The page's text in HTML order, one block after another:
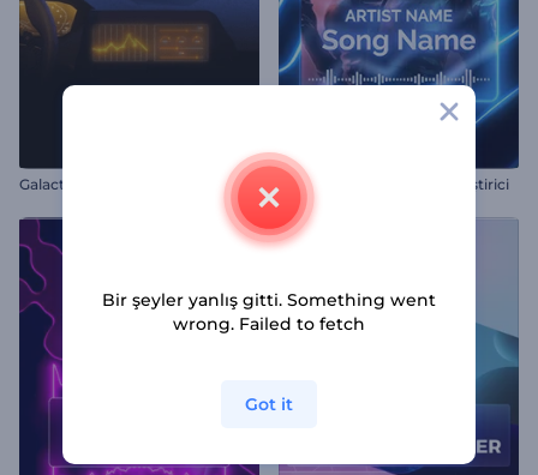
Galactic Ride Music Visualizer Neon Çizgili Müzik Görselleştirici
Bir şeyler yanlış gitti. Something went
wrong. Failed to fetch
Got it